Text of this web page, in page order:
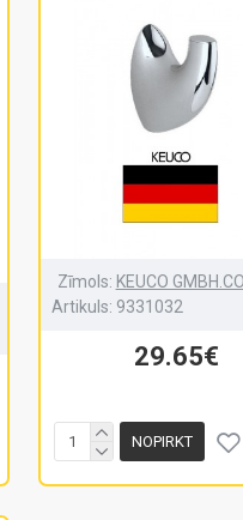
Zīmols: KEUCO GMBH.CO
Artikuls: 9331032
29.65€
NOPIRKT